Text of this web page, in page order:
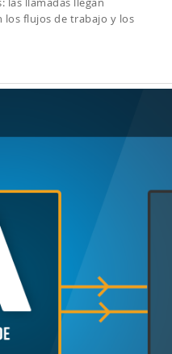
los flujos de trabajo y los